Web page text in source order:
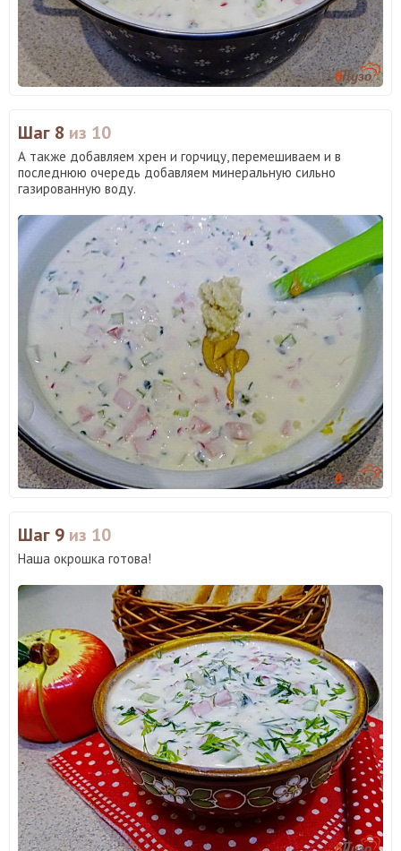
Шаг 8 из 10
А также добавляем хрен и горчицу, перемешиваем и в
последнюю очередь добавляем минеральную сильно
газированную воду.
Шаг 9 из 10
Наша окрошка готова!